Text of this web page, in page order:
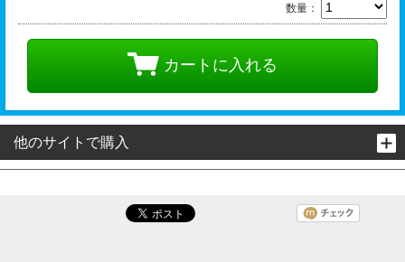
数量：
カートに入れる
他のサイトで購入